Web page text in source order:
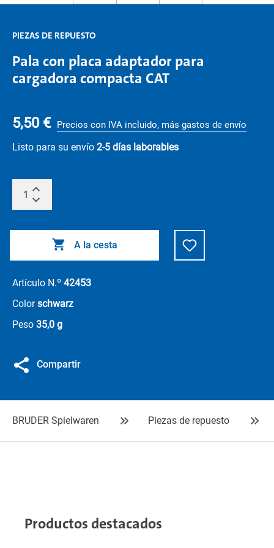
PIEZAS DE REPUESTO
Pala con placa adaptador para
cargadora compacta CAT
5,50 € Precios con IVA incluido, más gastos de envío
Listo para su envío 2-5 días laborables
A la cesta
Artículo N.º 42453
Colorschwarz
Peso 35,0 g
Compartir
BRUDER Spielwaren Piezas de repuesto
Productos destacados